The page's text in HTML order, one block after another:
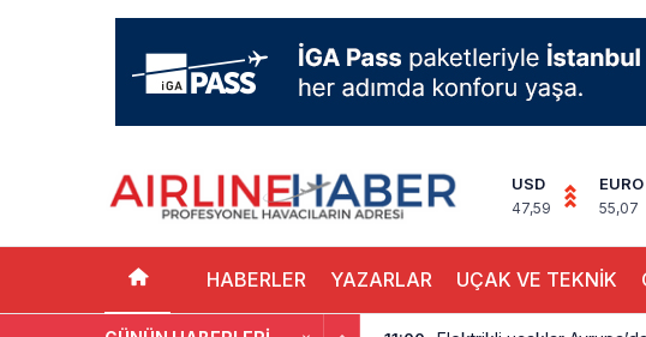
USD
47,59
EURO
55,07
HABERLER YAZARLAR UÇAK VE TEKNİK